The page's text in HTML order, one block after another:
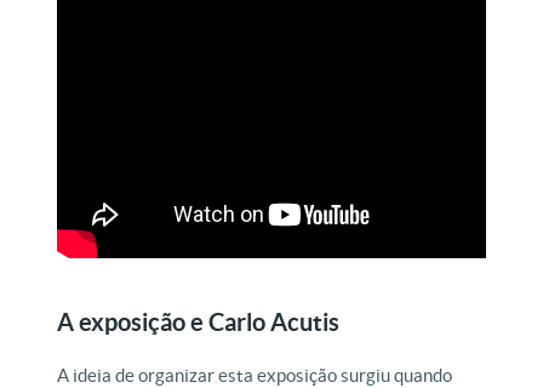
A exposição e Carlo Acutis
A ideia de organizar esta exposição surgiu quando